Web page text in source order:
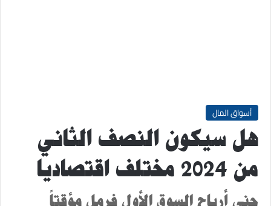
أسواق المال
هل سيكون النصف الثاني
من 2024 مختلف اقتصاديا
جني أرباح السوق الأول فرمل مؤقتاً